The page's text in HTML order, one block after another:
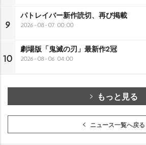
9
パトレイバー新作読切、再び掲載
2026-08-07 00:00
10
劇場版「鬼滅の刃」最新作2冠
2026-08-06 04:00
もっと見る
ニュース一覧へ戻る